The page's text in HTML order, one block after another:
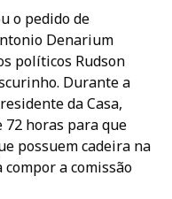
o pedido de
Denarium
políticos Rudson
Durante a
da Casa,
72 horas para que
possuem cadeira na
a comissão